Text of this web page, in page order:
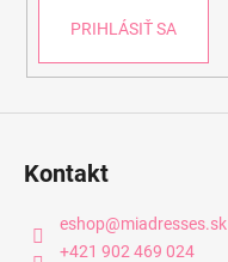
PRIHLÁSIŤ SA
Kontakt
eshop@miadresses.sk
+421 902 469 024